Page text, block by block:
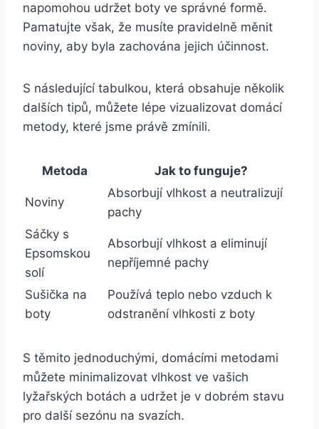
napomohou ⁤udržet boty⁤ ve ⁢správné ‍formě.
Pamatujte však, ‍že musíte pravidelně měnit
⁣noviny, aby byla zachována ⁣jejich účinnost.
S⁤ následující tabulkou, která obsahuje několik
dalších tipů, můžete lépe vizualizovat​ domácí
metody, které jsme právě zmínili.​ ‍ ⁢ ‍ ⁣​ ⁤
Metoda Jak to funguje?
Noviny
Absorbují​ vlhkost a​ neutralizují​
pachy
Sáčky⁢ s
Epsomskou
solí
Absorbují vlhkost a eliminují
nepříjemné pachy
Sušička⁣ na
boty
Používá teplo nebo vzduch ‍k
⁣odstranění⁢ vlhkosti⁤ z boty
S‍ těmito ‌jednoduchými,⁢ domácími metodami
můžete minimalizovat vlhkost ⁢ve vašich
lyžařských⁣ botách ​a udržet je v dobrém stavu
pro další ⁣sezónu na svazích.